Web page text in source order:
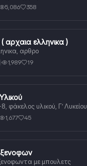
5,086 358
αρχαια ελληνικα )
αρθρο
1,989 19
φάκελος υλικού, Γ’ Λυκείου
1,677 45
ξενοφων
με μπουλετς